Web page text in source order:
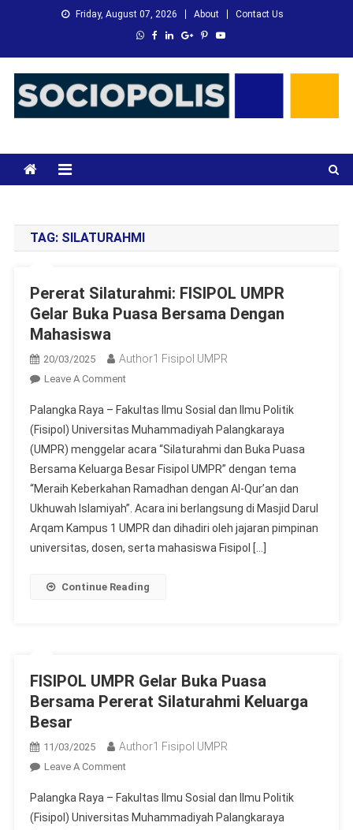
Friday, August 07, 2026 About Contact Us
TAG: SILATURAHMI
Pererat Silaturahmi: FISIPOL UMPR
Gelar Buka Puasa Bersama Dengan
Mahasiswa
20/03/2025 Author1 Fisipol UMPR
Leave A CommentOn
Silaturahmi:
FISIPOL
UMPR
Gelar
Buka
Puasa
Bersama
Dengan
Palangka Raya – Fakultas Ilmu Sosial dan Ilmu Politik
(Fisipol) Universitas Muhammadiyah Palangkaraya
(UMPR) menggelar acara “Silaturahmi dan Buka Puasa
Bersama Keluarga Besar Fisipol UMPR” dengan tema
“Meraih Keberkahan Ramadhan dengan Al-Qur’an dan
Ukhuwah Islamiyah”. Acara ini berlangsung di Masjid Darul
Arqam Kampus 1 UMPR dan dihadiri oleh jajaran pimpinan
universitas, dosen, serta mahasiswa Fisipol […]
Continue Reading
FISIPOL UMPR Gelar Buka Puasa
Bersama Pererat Silaturahmi Keluarga
Besar
11/03/2025 Author1 Fisipol UMPR
Leave A CommentOn
UMPR
Gelar
Palangka Raya – Fakultas Ilmu Sosial dan Ilmu Politik
(Fisipol) Universitas Muhammadiyah Palangkaraya